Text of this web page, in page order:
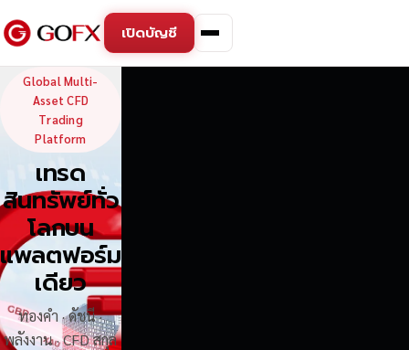
เปิดบัญชี
GoFX — Global Multi-
Global Multi-
Asset CFD
Trading
Platform
เทรด
สินทรัพย์ทั่ว
โลกบน
แพลตฟอร์ม
เดียว
ทองคำ · ดัชนี ·
พลังงาน · CFD สกุล